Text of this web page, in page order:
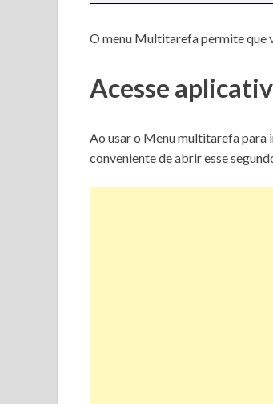
O menu Multitarefa permite que
Acesse
Ao usar o Menu multitarefa para
conveniente de abrir esse